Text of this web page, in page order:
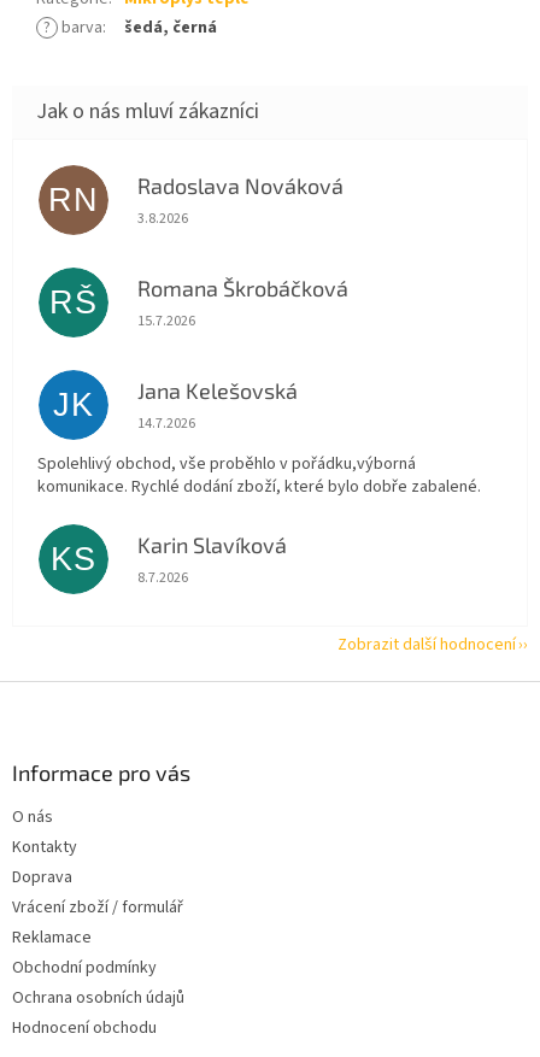
? barva: šedá, černá
RN Radoslava Nováková
Hodnocení obchodu je 5 z 5 hvězdiček.
3.8.2026
RŠ Romana Škrobáčková
Hodnocení obchodu je 5 z 5 hvězdiček.
15.7.2026
JK Jana Kelešovská
Hodnocení obchodu je 5 z 5 hvězdiček.
14.7.2026
Spolehlivý obchod, vše proběhlo v pořádku,výborná
komunikace. Rychlé dodání zboží, které bylo dobře zabalené.
KS Karin Slavíková
Hodnocení obchodu je 5 z 5 hvězdiček.
8.7.2026
Zobrazit další hodnocení
Informace pro vás
O nás
Kontakty
Doprava
Vrácení zboží / formulář
Reklamace
Obchodní podmínky
Ochrana osobních údajů
Hodnocení obchodu